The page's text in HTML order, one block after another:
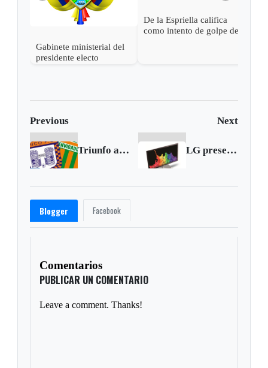
Gabinete ministerial del
presidente electo
De la Espriella califica
como intento de golpe de
Previous Next
Triunfo anaranjado LG presenta en Colombia el monitor más delgado del mundo
Blogger Facebook
Comentarios
PUBLICAR UN COMENTARIO
Leave a comment. Thanks!